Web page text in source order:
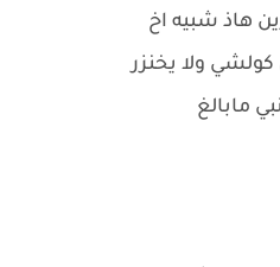
هاذ شبيه اخ
ولا يخنزر
مابالغ